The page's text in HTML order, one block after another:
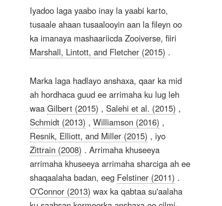
Iyadoo laga yaabo inay la yaabi karto,
tusaale ahaan tusaalooyin aan la fileyn oo
ka imanaya mashaariicda Zooiverse, fiiri
Marshall, Lintott, and Fletcher (2015) .
Marka laga hadlayo anshaxa, qaar ka mid
ah hordhaca guud ee arrimaha ku lug leh
waa Gilbert (2015) , Salehi et al. (2015) ,
Schmidt (2013) , Williamson (2016) ,
Resnik, Elliott, and Miller (2015) , iyo
Zittrain (2008) . Arrimaha khuseeya
arrimaha khuseeya arrimaha sharciga ah ee
shaqaalaha badan, eeg Felstiner (2011) .
O'Connor (2013) wax ka qabtaa su'aalaha